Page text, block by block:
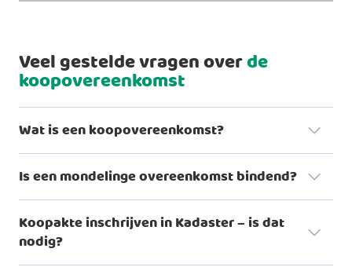
Veel gestelde vragen overde
koopovereenkomst
Wat is een koopovereenkomst?
Is een mondelinge overeenkomst bindend?
Koopakte inschrijven in Kadaster – is dat
nodig?